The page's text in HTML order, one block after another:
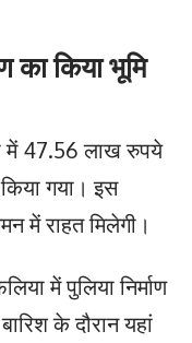
का किया भूमि
में 47.56 लाख रुपये
गया। इस
में राहत मिलेगी।
में पुलिया निर्माण
के दौरान यहां